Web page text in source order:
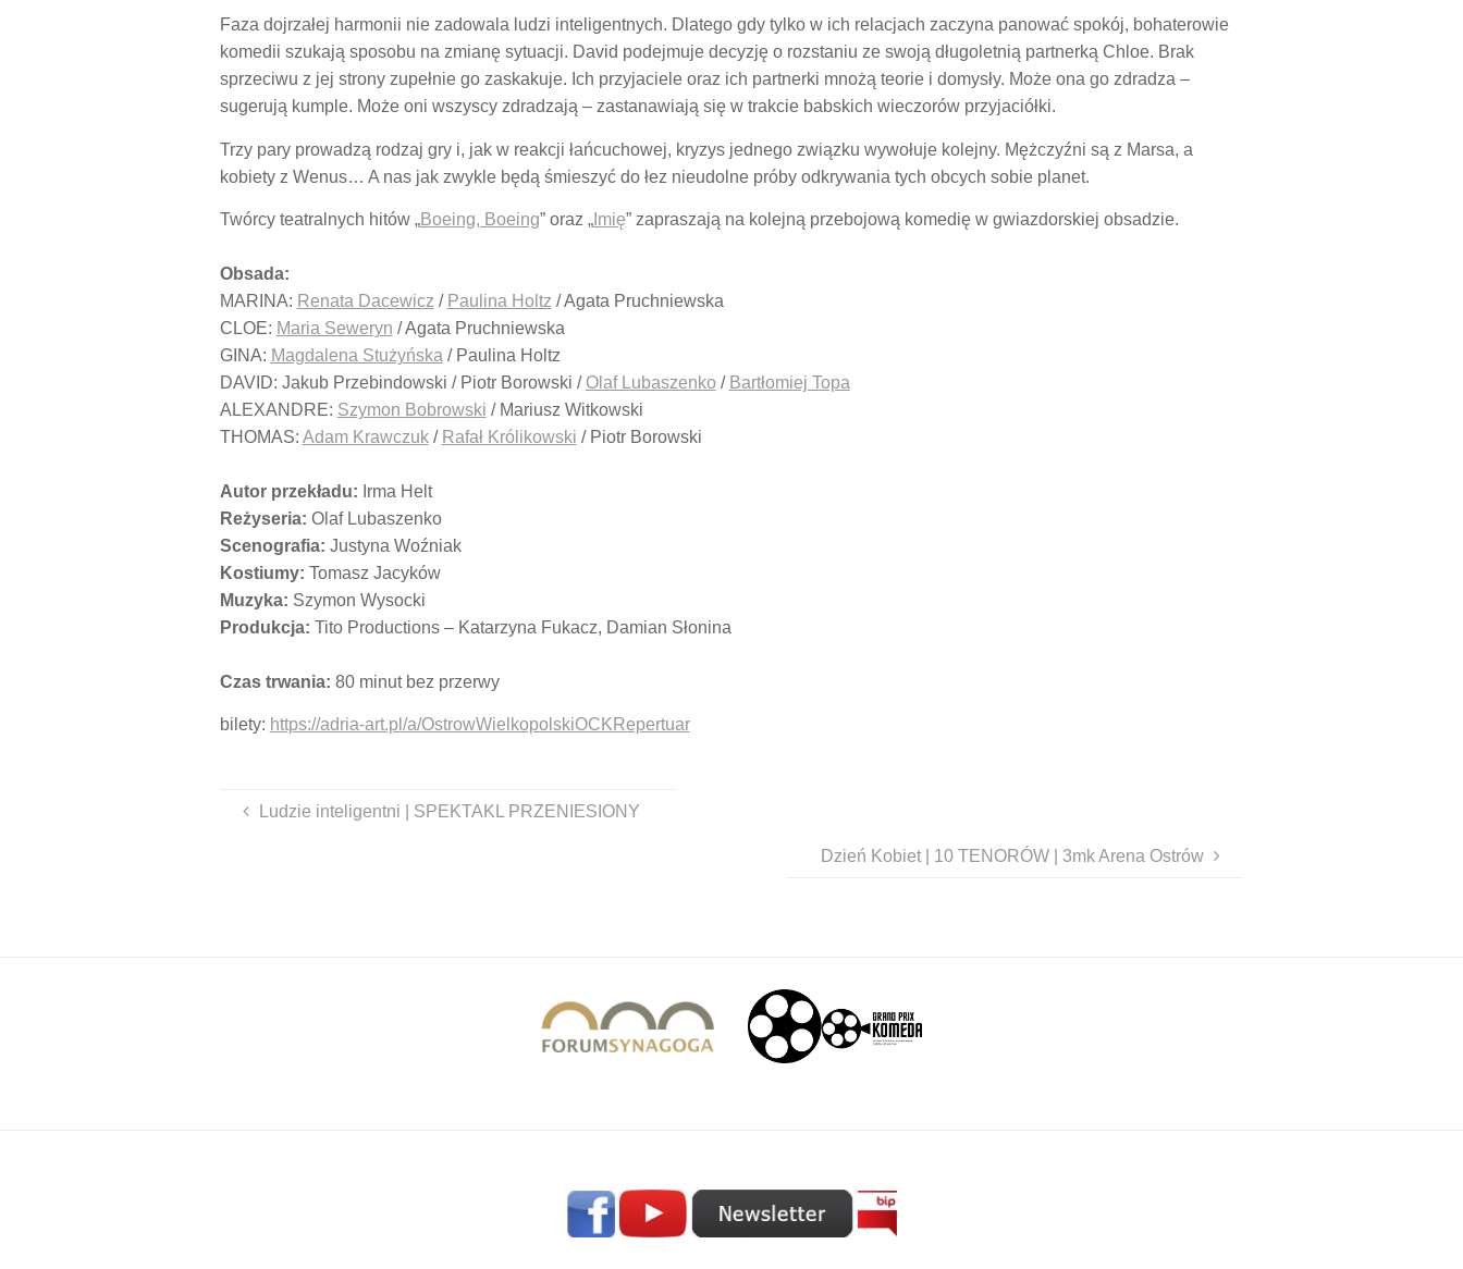
Faza dojrzałej harmonii nie zadowala ludzi inteligentnych. Dlatego gdy tylko w ich relacjach zaczyna panować spokój, bohaterowie
komedii szukają sposobu na zmianę sytuacji. David podejmuje decyzję o rozstaniu ze swoją długoletnią partnerką Chloe. Brak
sprzeciwu z jej strony zupełnie go zaskakuje. Ich przyjaciele oraz ich partnerki mnożą teorie i domysły. Może ona go zdradza –
sugerują kumple. Może oni wszyscy zdradzają – zastanawiają się w trakcie babskich wieczorów przyjaciółki.
Trzy pary prowadzą rodzaj gry i, jak w reakcji łańcuchowej, kryzys jednego związku wywołuje kolejny. Mężczyźni są z Marsa, a
kobiety z Wenus… A nas jak zwykle będą śmieszyć do łez nieudolne próby odkrywania tych obcych sobie planet.
Twórcy teatralnych hitów „Boeing, Boeing” oraz „Imię” zapraszają na kolejną przebojową komedię w gwiazdorskiej obsadzie.
Obsada:
MARINA: Renata Dacewicz / Paulina Holtz / Agata Pruchniewska
CLOE: Maria Seweryn / Agata Pruchniewska
GINA: Magdalena Stużyńska / Paulina Holtz
DAVID: Jakub Przebindowski / Piotr Borowski / Olaf Lubaszenko / Bartłomiej Topa
ALEXANDRE: Szymon Bobrowski / Mariusz Witkowski
THOMAS: Adam Krawczuk/ Rafał Królikowski / Piotr Borowski
Autor przekładu: Irma Helt
Reżyseria: Olaf Lubaszenko
Scenografia: Justyna Woźniak
Kostiumy: Tomasz Jacyków
Muzyka: Szymon Wysocki
Produkcja: Tito Productions – Katarzyna Fukacz, Damian Słonina
Czas trwania: 80 minut bez przerwy
bilety: https://adria-art.pl/a/OstrowWielkopolskiOCKRepertuar
Ludzie inteligentni | SPEKTAKL PRZENIESIONY
Dzień Kobiet | 10 TENORÓW | 3mk Arena Ostrów